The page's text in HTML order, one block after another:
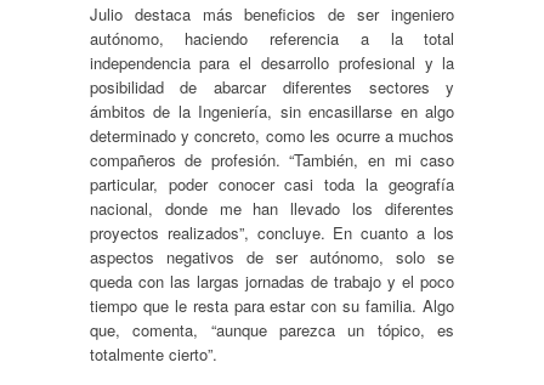
Julio destaca más beneficios de ser ingeniero
autónomo, haciendo referencia a la total
independencia para el desarrollo profesional y la
posibilidad de abarcar diferentes sectores y
ámbitos de la Ingeniería, sin encasillarse en algo
determinado y concreto, como les ocurre a muchos
compañeros de profesión. “También, en mi caso
particular, poder conocer casi toda la geografía
nacional, donde me han llevado los diferentes
proyectos realizados”, concluye. En cuanto a los
aspectos negativos de ser autónomo, solo se
queda con las largas jornadas de trabajo y el poco
tiempo que le resta para estar con su familia. Algo
que, comenta, “aunque parezca un tópico, es
totalmente cierto”.